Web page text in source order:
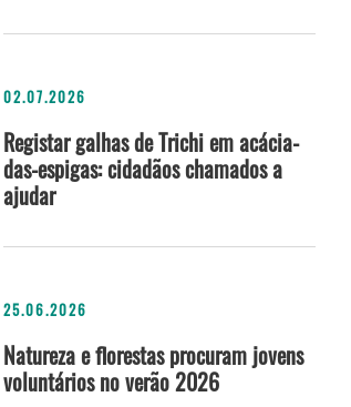
02.07.2026
Registar galhas de Trichi em acácia-
das-espigas: cidadãos chamados a
ajudar
25.06.2026
Natureza e florestas procuram jovens
voluntários no verão 2026